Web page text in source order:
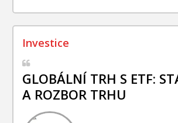
GLOBÁLNÍ TRH S ETF:
A ROZBOR TRHU